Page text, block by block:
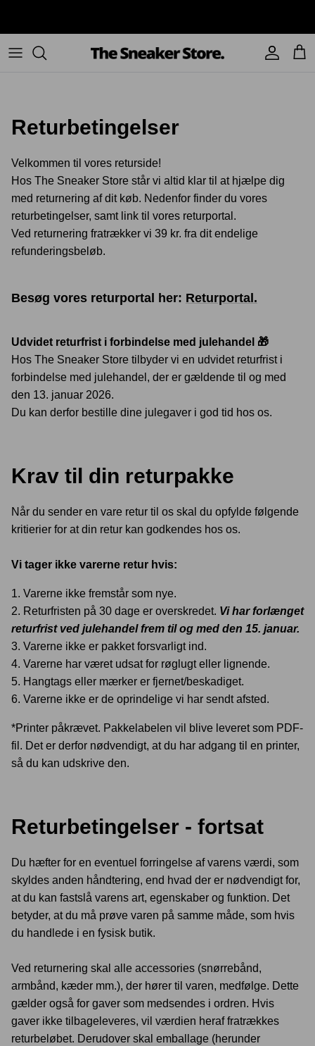
Sneakers
Nike
UGG
Yeezy
Jordans
Andre brands
Stüssy
BAPE - A Bathing Ape
TSS Collection
Accessories
Accessories Sneaker boks
Crease protectors Skotræ
Returbetingelser
Velkommen til vores returside!
Hos The Sneaker Store står vi altid klar til at hjælpe dig
med returnering af dit køb. Nedenfor finder du vores
returbetingelser, samt link til vores returportal.
Ved returnering fratrækker vi 39 kr. fra dit endelige
refunderingsbeløb.
Besøg vores returportal her: Returportal.
Udvidet returfrist i forbindelse med julehandel 🎁
Hos The Sneaker Store tilbyder vi en udvidet returfrist i
forbindelse med julehandel, der er gældende til og med
den 13. januar 2026.
Du kan derfor bestille dine julegaver i god tid hos os.
Krav til din returpakke
Når du sender en vare retur til os skal du opfylde følgende
kritierier for at din retur kan godkendes hos os.
Vi tager ikke varerne retur hvis:
1. Varerne ikke fremstår som nye.
2. Returfristen på 30 dage er overskredet. Vi har forlænget
returfrist ved julehandel frem til og med den 15. januar.
3. Varerne ikke er pakket forsvarligt ind.
4. Varerne har været udsat for røglugt eller lignende.
5. Hangtags eller mærker er fjernet/beskadiget.
6. Varerne ikke er de oprindelige vi har sendt afsted.
*Printer påkrævet. Pakkelabelen vil blive leveret som PDF-
fil. Det er derfor nødvendigt, at du har adgang til en printer,
så du kan udskrive den.
Returbetingelser - fortsat
Du hæfter for en eventuel forringelse af varens værdi, som
skyldes anden håndtering, end hvad der er nødvendigt for,
at du kan fastslå varens art, egenskaber og funktion. Det
betyder, at du må prøve varen på samme måde, som hvis
du handlede i en fysisk butik.
Ved returnering skal alle accessories (snørrebånd,
armbånd, kæder mm.), der hører til varen, medfølge. Dette
gælder også for gaver som medsendes i ordren. Hvis
gaver ikke tilbageleveres, vil værdien heraf fratrækkes
returbeløbet. Derudover skal emballage (herunder